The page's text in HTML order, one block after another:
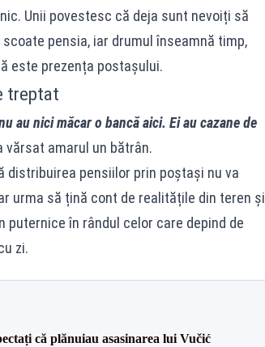
Unii povestesc că deja sunt nevoiți să
pensia, iar drumul înseamnă timp,
este prezența postașului.
treptat
au nici măcar o bancă aici. Ei au cazane de
vărsat amarul un bătrân.
pensiilor prin poștași nu va
urma să țină cont de realitățile din teren și
puternice în rândul celor care depind de
zi.
că plănuiau asasinarea lui Vučić